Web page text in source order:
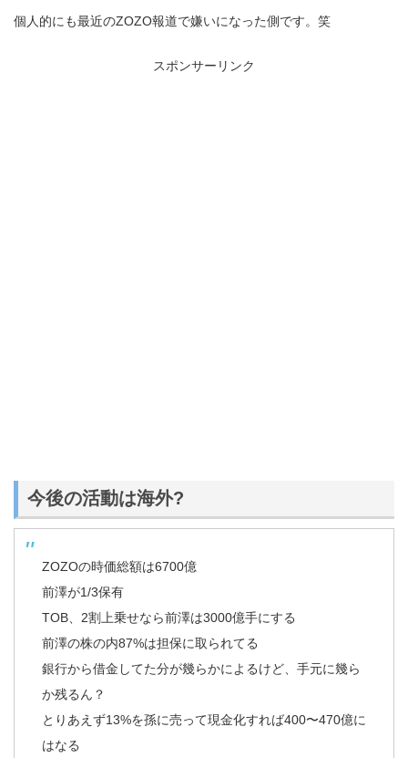
個人的にも最近のZOZO報道で嫌いになった側です。笑
スポンサーリンク
今後の活動は海外?
ZOZOの時価総額は6700億
前澤が1/3保有
TOB、2割上乗せなら前澤は3000億手にする
前澤の株の内87%は担保に取られてる
銀行から借金してた分が幾らかによるけど、手元に幾ら
か残るん？
とりあえず13%を孫に売って現金化すれば400〜470億に
はなる